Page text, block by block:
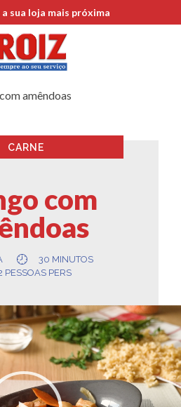
sua loja mais próxima
amêndoas
CARNE
com
30 MINUTOS
PESSOAS PERS